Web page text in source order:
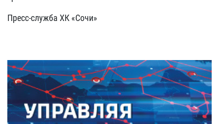
Пресс-служба ХК «Сочи»